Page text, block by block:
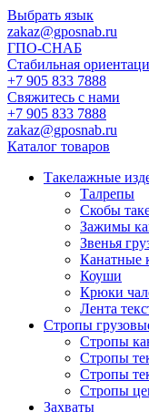
Выбрать язык
zakaz@gposnab.ru
ГПО-СНАБ
Стабильная
+7 905 833 7888
Свяжитесь с нами
+7 905 833 7888
zakaz@gposnab.ru
Каталог товаров
Такелажные
Талрепы
Скобы
Зажимы
Звенья
Канатные
Коуши
Крюки
Лента
Стропы
Стропы
Стропы
Стропы
Стропы
Захваты